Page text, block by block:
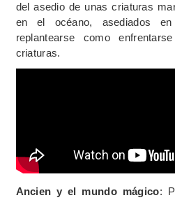
del asedio de unas criaturas
en el océano, asediados
replantearse como
criaturas.
Ancien y el mundo mágico: